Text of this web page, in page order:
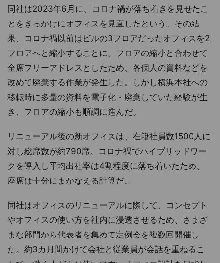
同社は2023年6月に、コロナ禍が落ち着きを見せたこ
とをきっかけにオフィスを見直したという。その結
果、コロナ禍以前はビルの3フロアだったオフィスを2
フロアへと縮小することに。フロアの縮小と合わせて
全席フリーアドレスとしたため、各個人の資料などを
改めて廃棄する作業が発生した。しかし横浜本社への
移転時に多量の資料を電子化・廃棄していた経験が生
き、フロアの縮小も順調に進んだ。
リニューアル後の新オフィスは、在籍社員数1500人に
対し総席数が約790席。コロナ禍でハイブリッドワー
クを導入し平均出社率は4割程度に落ち着いたため、
座席は十分にまかなえる計算だ。
同社はオフィスのリニューアルに際して、コンセプト
やオフィスの使い方を社内に浸透させるため、さまざ
まな部門から代表者を集めて定例会を複数回開催し
た。約3カ月間かけて会社と従業員が会話を重ねるこ